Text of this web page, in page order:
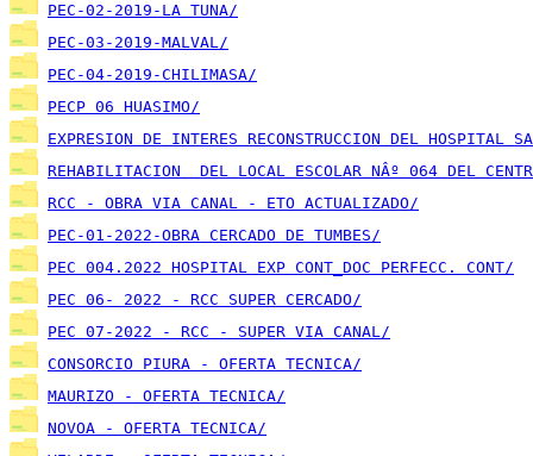
PEC-02-2019-LA TUNA/
PEC-03-2019-MALVAL/
PEC-04-2019-CHILIMASA/
PECP 06 HUASIMO/
EXPRESION DE INTERES RECONSTRUCCION DEL
REHABILITACION  DEL LOCAL ESCOLAR NÂº 064 DEL
RCC - OBRA VIA CANAL - ETO ACTUALIZADO/
PEC-01-2022-OBRA CERCADO DE TUMBES/
PEC 004.2022 HOSPITAL EXP CONT_DOC PERFECC. CONT/
PEC 06- 2022 - RCC SUPER CERCADO/
PEC 07-2022 - RCC - SUPER VIA CANAL/
CONSORCIO PIURA - OFERTA TECNICA/
MAURIZO - OFERTA TECNICA/
NOVOA - OFERTA TECNICA/